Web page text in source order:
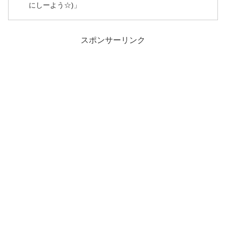
にしーよう☆)」
スポンサーリンク